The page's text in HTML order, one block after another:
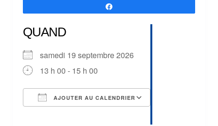
QUAND
samedi 19 septembre 2026
13 h 00 - 15 h 00
AJOUTER AU CALENDRIER